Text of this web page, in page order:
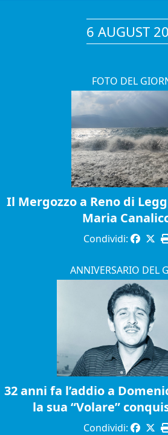
6 AUGUST
FOTO DEL
Il Mergozzo a Reno di
Maria
Condividi:
ANNIVERSARIO DEL
32 anni fa l’addio a
la sua “Volare”
Condividi: